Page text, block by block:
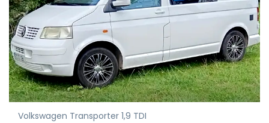
Volkswagen Transporter 1,9 TDI